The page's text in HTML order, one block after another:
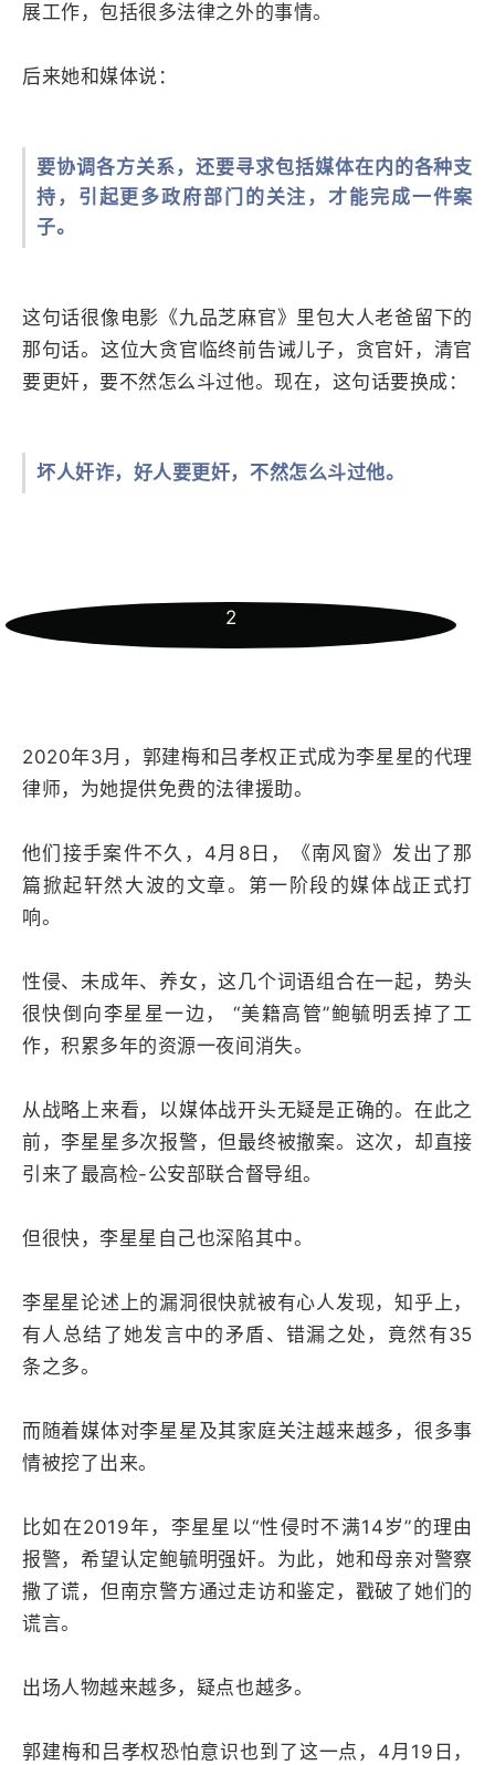
展工作，包括很多法律之外的事情。
后来她和媒体说：
要协调各方关系，还要寻求包括媒体在内的各种支
持，引起更多政府部门的关注，才能完成一件案
子。
这句话很像电影《九品芝麻官》里包大人老爸留下的
那句话。这位大贪官临终前告诫儿子，贪官奸，清官
要更奸，要不然怎么斗过他。现在，这句话要换成：
坏人奸诈，好人要更奸，不然怎么斗过他。
2
2020年3月，郭建梅和吕孝权正式成为李星星的代理
律师，为她提供免费的法律援助。
他们接手案件不久，4月8日，《南风窗》发出了那
篇掀起轩然大波的文章。第一阶段的媒体战正式打
响。
性侵、未成年、养女，这几个词语组合在一起，势头
很快倒向李星星一边， “美籍高管”鲍毓明丢掉了工
作，积累多年的资源一夜间消失。
从战略上来看，以媒体战开头无疑是正确的。在此之
前，李星星多次报警，但最终被撤案。这次，却直接
引来了最高检-公安部联合督导组。
但很快，李星星自己也深陷其中。
李星星论述上的漏洞很快就被有心人发现，知乎上，
有人总结了她发言中的矛盾、错漏之处，竟然有35
条之多。
而随着媒体对李星星及其家庭关注越来越多，很多事
情被挖了出来。
比如在2019年，李星星以“性侵时不满14岁”的理由
报警，希望认定鲍毓明强奸。为此，她和母亲对警察
撒了谎，但南京警方通过走访和鉴定，戳破了她们的
谎言。
出场人物越来越多，疑点也越多。
郭建梅和吕孝权恐怕意识也到了这一点，4月19日，